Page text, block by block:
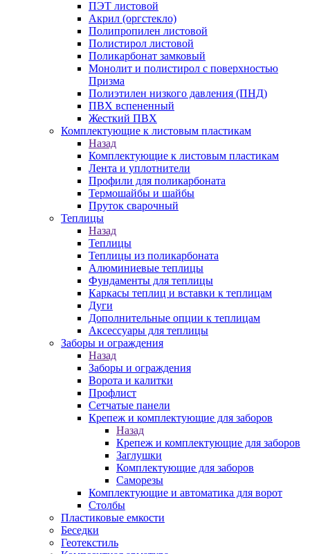
ПЭТ листовой
Акрил (оргстекло)
Полипропилен листовой
Полистирол листовой
Поликарбонат замковый
Монолит и полистирол с поверхностью
Призма
Полиэтилен низкого давления (ПНД)
ПВХ вспененный
Жесткий ПВХ
Комплектующие к листовым пластикам
Назад
Комплектующие к листовым пластикам
Лента и уплотнители
Профили для поликарбоната
Термошайбы и шайбы
Пруток сварочный
Теплицы
Назад
Теплицы
Теплицы из поликарбоната
Алюминиевые теплицы
Фундаменты для теплицы
Каркасы теплиц и вставки к теплицам
Дуги
Дополнительные опции к теплицам
Аксессуары для теплицы
Заборы и ограждения
Назад
Заборы и ограждения
Ворота и калитки
Профлист
Сетчатые панели
Крепеж и комплектующие для заборов
Назад
Крепеж и комплектующие для заборов
Заглушки
Комплектующие для заборов
Саморезы
Комплектующие и автоматика для ворот
Столбы
Пластиковые емкости
Беседки
Геотекстиль